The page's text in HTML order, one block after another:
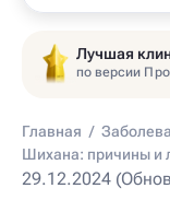
Лучшая
по версии
Главная /
Шихана: причины и
29.12.2024